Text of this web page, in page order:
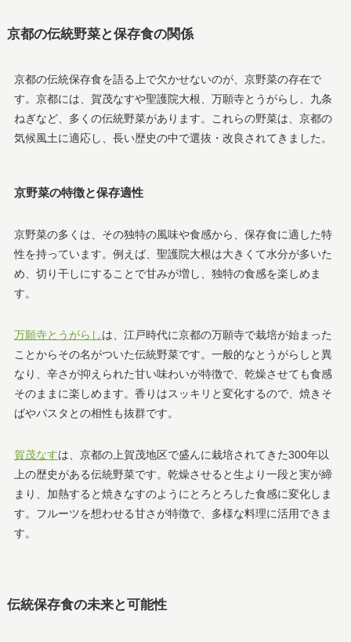
京都の伝統野菜と保存食の関係
京都の伝統保存食を語る上で欠かせないのが、京野菜の存在で
す。京都には、賀茂なすや聖護院大根、万願寺とうがらし、九条
ねぎなど、多くの伝統野菜があります。これらの野菜は、京都の
気候風土に適応し、長い歴史の中で選抜・改良されてきました。
京野菜の特徴と保存適性
京野菜の多くは、その独特の風味や食感から、保存食に適した特
性を持っています。例えば、聖護院大根は大きくて水分が多いた
め、切り干しにすることで甘みが増し、独特の食感を楽しめま
す。
万願寺とうがらしは、江戸時代に京都の万願寺で栽培が始まった
ことからその名がついた伝統野菜です。一般的なとうがらしと異
なり、辛さが抑えられた甘い味わいが特徴で、乾燥させても食感
そのままに楽しめます。香りはスッキリと変化するので、焼きそ
ばやパスタとの相性も抜群です。
賀茂なすは、京都の上賀茂地区で盛んに栽培されてきた300年以
上の歴史がある伝統野菜です。乾燥させると生より一段と実が締
まり、加熱すると焼きなすのようにとろとろした食感に変化しま
す。フルーツを想わせる甘さが特徴で、多様な料理に活用できま
す。
伝統保存食の未来と可能性